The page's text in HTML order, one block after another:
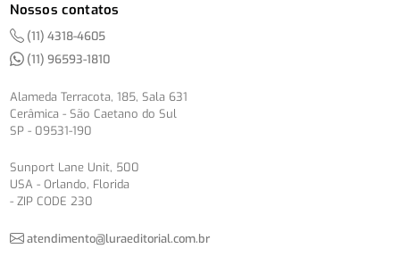
Nossos contatos
(11) 4318-4605
(11) 96593-1810
Alameda Terracota, 185, Sala 631
Cerâmica - São Caetano do Sul
SP - 09531-190
Sunport Lane Unit, 500
USA - Orlando, Florida
- ZIP CODE 230
atendimento@luraeditorial.com.br